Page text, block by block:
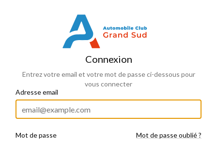
Connexion
Entrez votre email et votre mot de passe ci-dessous pour
vous connecter
Adresse email
Mot de passe Mot de passe oublié ?